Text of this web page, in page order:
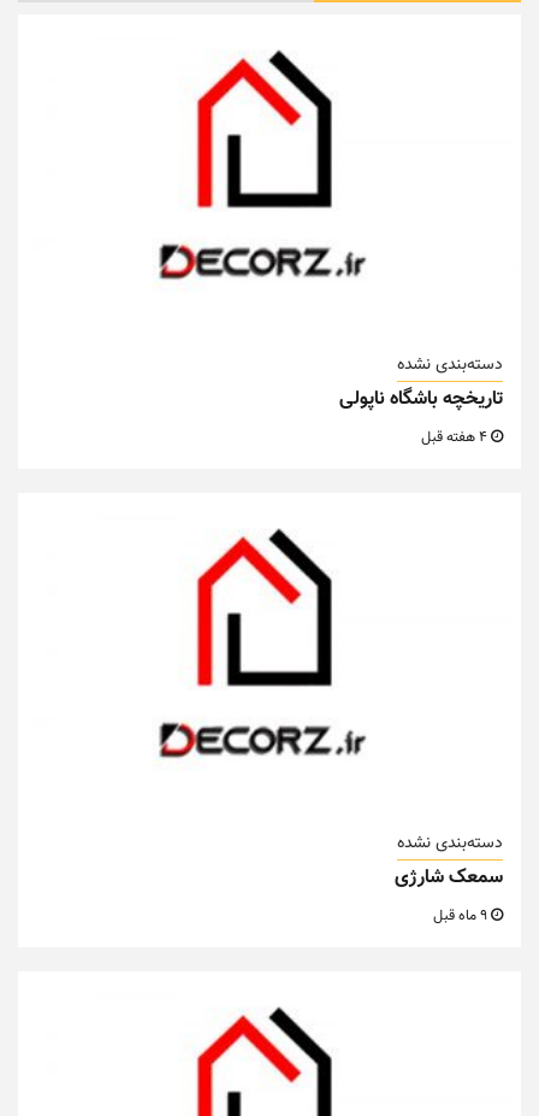
دسته‌بندی نشده
تاریخچه باشگاه ناپولی
دسته‌بندی نشده
سمعک شارژی